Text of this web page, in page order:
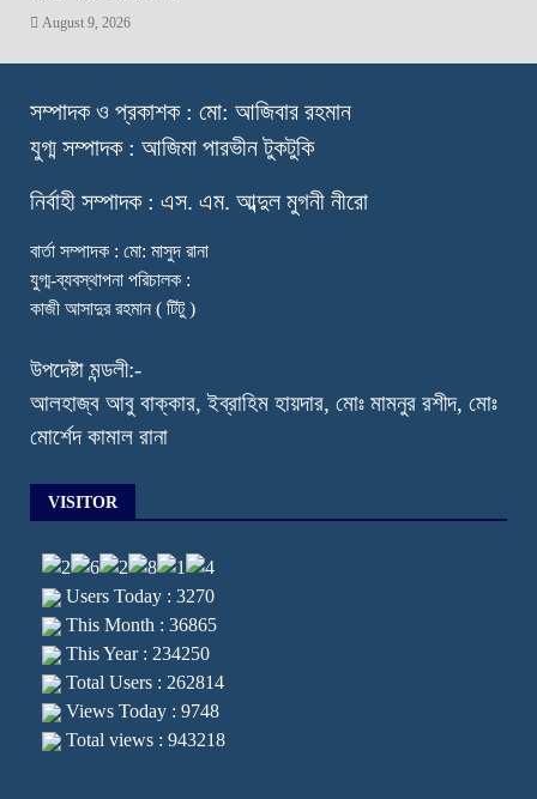
August 9, 2026
সম্পাদক ও প্রকাশক : মো: আজিবার রহমান
যুগ্ম সম্পাদক : আজিমা পারভীন টুকটুকি
নির্বাহী সম্পাদক : এস. এম. আব্দুল মুগনী নীরো
বার্তা সম্পাদক : মো: মাসুদ রানা
যুগ্ম-ব্যবস্থাপনা পরিচালক :
কাজী আসাদুর রহমান ( টিটু )
উপদেষ্টা মন্ডলী:-
আলহাজ্ব আবু বাক্কার, ইব্রাহিম হায়দার, মোঃ মামনুর রশীদ, মোঃ
মোর্শেদ কামাল রানা
VISITOR
Users Today : 3270
This Month : 36865
This Year : 234250
Total Users : 262814
Views Today : 9748
Total views : 943218